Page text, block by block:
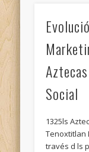
Social
1325​ls
Tenoxtitlan
través d ls